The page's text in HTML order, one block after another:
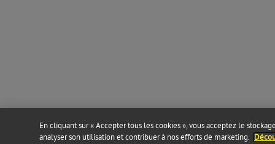
En cliquant sur « Accepter tous les cookies », vous acceptez le
analyser son utilisation et contribuer à nos efforts de marketing.